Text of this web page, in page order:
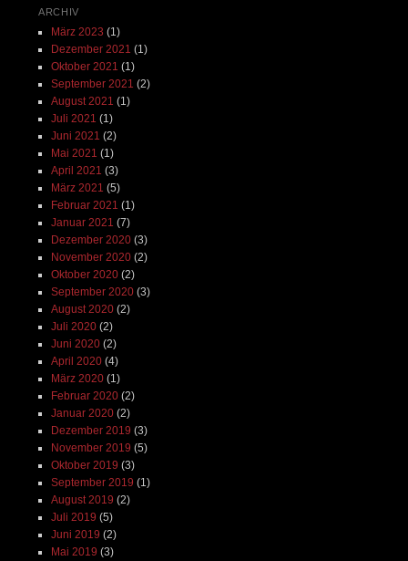
ARCHIV
März 2023 (1)
Dezember 2021 (1)
Oktober 2021 (1)
September 2021 (2)
August 2021 (1)
Juli 2021 (1)
Juni 2021 (2)
Mai 2021 (1)
April 2021 (3)
März 2021 (5)
Februar 2021 (1)
Januar 2021 (7)
Dezember 2020(3)
November 2020(2)
Oktober 2020(2)
September 2020(3)
August 2020(2)
Juli 2020(2)
Juni 2020(2)
April 2020(4)
März 2020(1)
Februar 2020(2)
Januar 2020(2)
Dezember 2019 (3)
November 2019 (5)
Oktober 2019 (3)
September 2019 (1)
August 2019 (2)
Juli 2019 (5)
Juni 2019 (2)
Mai 2019 (3)